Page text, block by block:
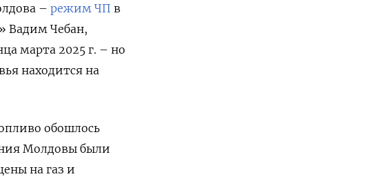
– режим ЧП в
Вадим Чебан,
марта 2025 г. – но
находится на
обошлось
Молдовы были
на газ и